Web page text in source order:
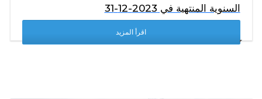
السنوية المنتهية في 2023-12-31
اقرأ المزيد